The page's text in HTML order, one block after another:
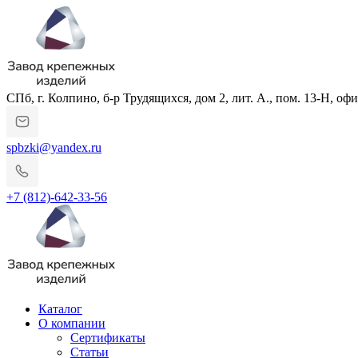
СПб, г. Колпино, б-р Трудящихся, дом 2, лит. А., пом. 13-Н,
spbzki@yandex.ru
+7 (812)-642-33-56
Каталог
О компании
Сертификаты
Статьи